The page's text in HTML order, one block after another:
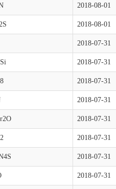
2018-08-01
2018-08-01
2018-07-31
2018-07-31
2018-07-31
2018-07-31
2018-07-31
2018-07-31
2018-07-31
2018-07-31